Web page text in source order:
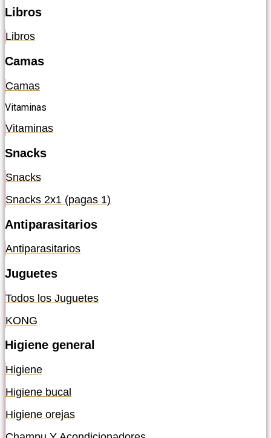
Libros
Libros
Camas
Camas
Vitaminas
Vitaminas
Snacks
Snacks
Snacks 2x1 (pagas 1)
Antiparasitarios
Antiparasitarios
Juguetes
Todos los Juguetes
KONG
Higiene general
Higiene
Higiene bucal
Higiene orejas